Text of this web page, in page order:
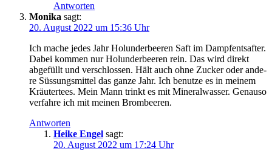
Antworten
Monika sagt:
20. August 2022 um 15:36 Uhr
Ich mache jedes Jahr Holun­der­bee­ren Saft im Dampf­ent­saf­ter.
Dabei kom­men nur Holun­der­bee­ren rein. Das wird direkt
abge­füllt und ver­schlos­sen. Hält auch ohne Zucker oder ande­
re Süs­sungs­mit­tel das gan­ze Jahr. Ich benut­ze es in mei­nem
Kräu­ter­tees. Mein Mann trinkt es mit Mine­ral­was­ser. Genau­so
ver­fah­re ich mit mei­nen Brombeeren.
Antworten
Heike Engel sagt:
20. August 2022 um 17:24 Uhr